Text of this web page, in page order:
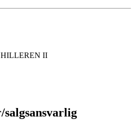
II
salgsansvarlig